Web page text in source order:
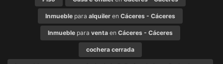
Inmueble para alquiler en Cáceres - Cáceres
Inmueble para venta en Cáceres - Cáceres
cochera cerrada